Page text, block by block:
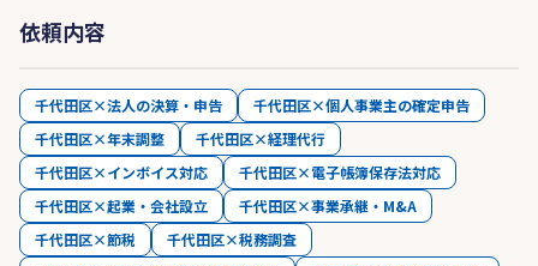
依頼内容
千代田区×法人の決算・申告
千代田区×個人事業主の確定申告
千代田区×年末調整
千代田区×経理代行
千代田区×インボイス対応
千代田区×電子帳簿保存法対応
千代田区×起業・会社設立
千代田区×事業承継・M&A
千代田区×節税
千代田区×税務調査